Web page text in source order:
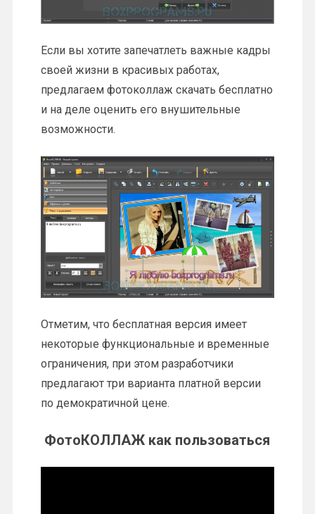
Если вы хотите запечатлеть важные кадры
своей жизни в красивых работах,
предлагаем фотоколлаж скачать бесплатно
и на деле оценить его внушительные
возможности.
Отметим, что бесплатная версия имеет
некоторые функциональные и временные
ограничения, при этом разработчики
предлагают три варианта платной версии
по демократичной цене.
ФотоКОЛЛАЖ как пользоваться